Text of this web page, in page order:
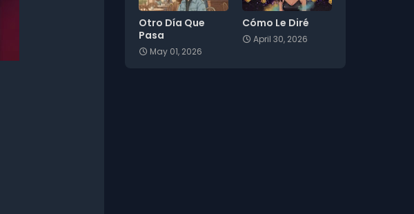
Otro Día Que
Pasa
May 01, 2026
Cómo Le Diré
April 30, 2026